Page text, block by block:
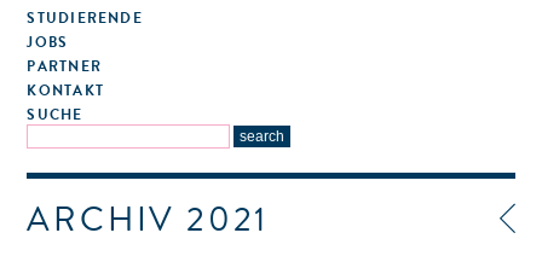
STUDIERENDE
JOBS
PARTNER
KONTAKT
SUCHE
ARCHIV 2021